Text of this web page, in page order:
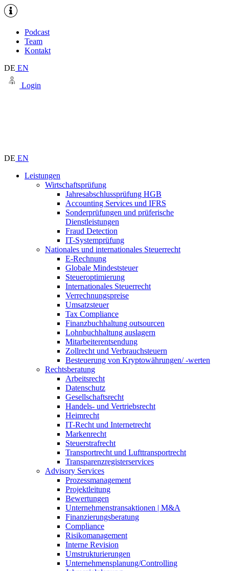
Podcast
Team
Kontakt
DE EN
Login
DE EN
Leistungen
Wirtschaftsprüfung
Jahresabschlussprüfung HGB
Accounting Services und IFRS
Sonderprüfungen und prüferische
Dienstleistungen
Fraud Detection
IT-Systemprüfung
Nationales und internationales Steuerrecht
E-Rechnung
Globale Mindeststeuer
Steueroptimierung
Internationales Steuerrecht
Verrechnungspreise
Umsatzsteuer
Tax Compliance
Finanzbuchhaltung outsourcen
Lohnbuchhaltung auslagern
Mitarbeiterentsendung
Zollrecht und Verbrauchsteuern
Besteuerung von Kryptowährungen/ -werten
Rechtsberatung
Arbeitsrecht
Datenschutz
Gesellschaftsrecht
Handels- und Vertriebsrecht
Heimrecht
IT-Recht und Internetrecht
Markenrecht
Steuerstrafrecht
Transportrecht und Lufttransportrecht
Transparenzregisterservices
Advisory Services
Prozessmanagement
Projektleitung
Bewertungen
Unternehmenstransaktionen | M&A
Finanzierungsberatung
Compliance
Risikomanagement
Interne Revision
Umstrukturierungen
Unternehmensplanung/Controlling